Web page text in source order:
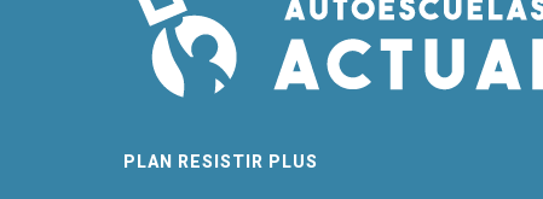
PLAN RESISTIR PLUS